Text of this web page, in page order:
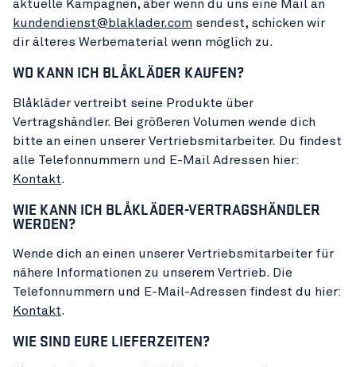
aktuelle Kampagnen, aber wenn du uns eine Mail an
kundendienst@blaklader.com sendest, schicken wir
dir älteres Werbematerial wenn möglich zu.
WO KANN ICH BLÅKLÄDER KAUFEN?
Blåkläder vertreibt seine Produkte über
Vertragshändler. Bei größeren Volumen wende dich
bitte an einen unserer Vertriebsmitarbeiter. Du findest
alle Telefonnummern und E-Mail Adressen hier:
Kontakt.
WIE KANN ICH BLÅKLÄDER-VERTRAGSHÄNDLER
WERDEN?
Wende dich an einen unserer Vertriebsmitarbeiter für
nähere Informationen zu unserem Vertrieb. Die
Telefonnummern und E-Mail-Adressen findest du hier:
Kontakt.
WIE SIND EURE LIEFERZEITEN?